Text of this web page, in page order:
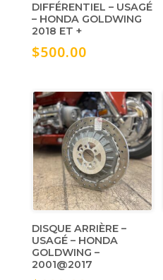
DIFFÉRENTIEL – USAGÉ
– HONDA GOLDWING
2018 ET +
$500.00
DISQUE ARRIÈRE –
USAGÉ – HONDA
GOLDWING –
2001@2017